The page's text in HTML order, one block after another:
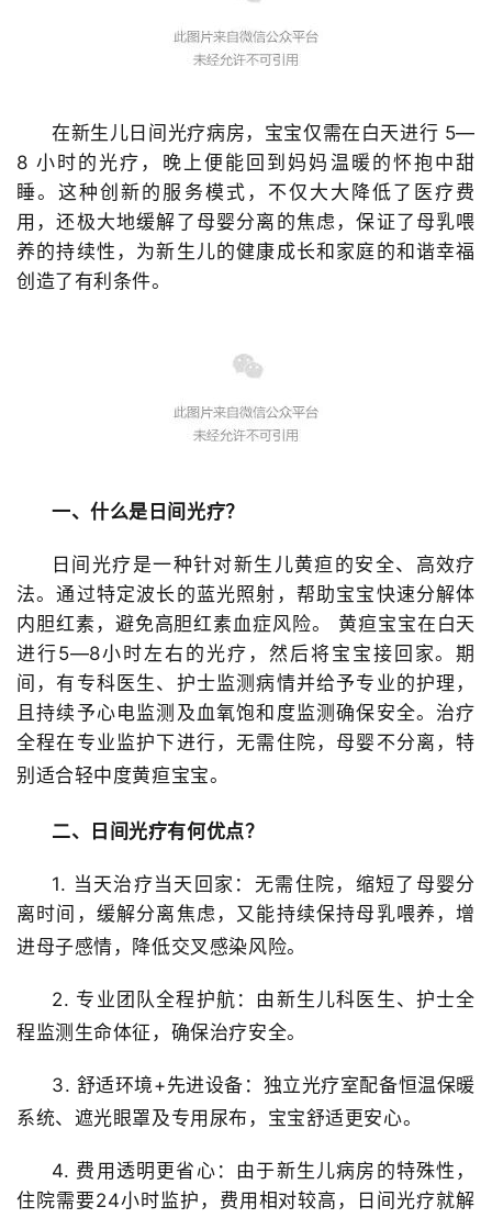
在新生儿日间光疗病房，宝宝仅需在白天进行 5—
8 小时的光疗，晚上便能回到妈妈温暖的怀抱中甜
睡。这种创新的服务模式，不仅大大降低了医疗费
用，还极大地缓解了母婴分离的焦虑，保证了母乳喂
养的持续性，为新生儿的健康成长和家庭的和谐幸福
创造了有利条件。
一、什么是日间光疗？
日间光疗是一种针对新生儿黄疸的安全、高效疗
法。通过特定波长的蓝光照射，帮助宝宝快速分解体
内胆红素，避免高胆红素血症风险。
黄疸宝宝在白天
进行5—8小时左右的光疗，然后将宝宝接回家。期
间，有专科医生、护士监测病情并给予专业的护理，
且持续予心电监测及血氧饱和度监测确保安全。 治疗
全程在专业监护下进行，无需住院，母婴不分离，特
别适合轻中度黄疸宝宝。
二、日间光疗有何优点？
1. 当天治疗当天回家：无需住院， 缩短了母婴分
离时间，缓解分离焦虑，又能持续保持母乳喂养，增
进母子感情 ，降低交叉感染风险。
2. 专业团队全程护航：由新生儿科医生、护士全
程监测生命体征，确保治疗安全。
3. 舒适环境+先进设备：独立光疗室配备恒温保暖
系统、遮光眼罩及专用尿布，宝宝舒适更安心。
4. 费用透明更省心： 由于新生儿病房的特殊性，
住院需要24小时监护，费用相对较高，日间光疗就解